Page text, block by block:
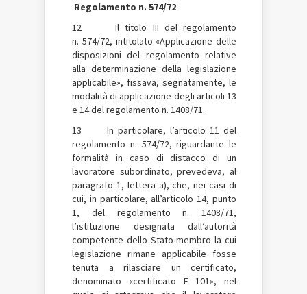
Regolamento n. 574/72
12 Il titolo III del regolamento
n. 574/72, intitolato «Applicazione delle
disposizioni del regolamento relative
alla determinazione della legislazione
applicabile», fissava, segnatamente, le
modalità di applicazione degli articoli 13
e 14 del regolamento n. 1408/71.
13 In particolare, l’articolo 11 del
regolamento n. 574/72, riguardante le
formalità in caso di distacco di un
lavoratore subordinato, prevedeva, al
paragrafo 1, lettera a), che, nei casi di
cui, in particolare, all’articolo 14, punto
1, del regolamento n. 1408/71,
l’istituzione designata dall’autorità
competente dello Stato membro la cui
legislazione rimane applicabile fosse
tenuta a rilasciare un certificato,
denominato «certificato E 101», nel